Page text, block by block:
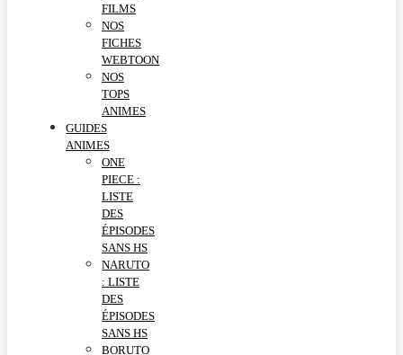
FILMS
NOS
FICHES
WEBTOON
NOS
TOPS
ANIMES
GUIDES
ANIMES
ONE
PIECE :
LISTE
DES
ÉPISODES
SANS HS
NARUTO
: LISTE
DES
ÉPISODES
SANS HS
BORUTO